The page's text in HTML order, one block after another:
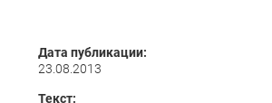
Дата публикации:
23.08.2013
Текст: